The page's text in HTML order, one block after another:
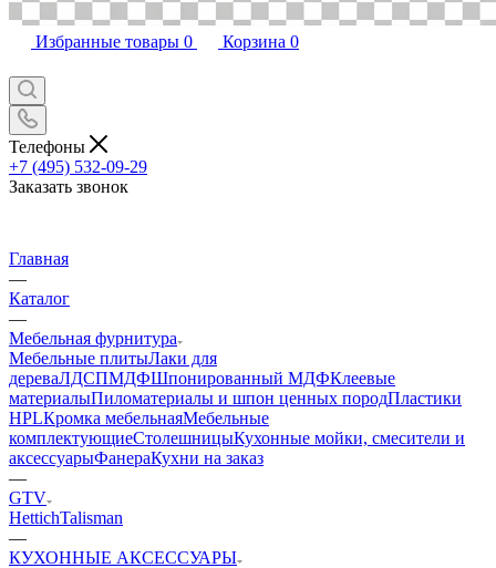
Избранные товары 0 Корзина 0
Телефоны
+7 (495) 532-09-29
Заказать звонок
Главная
—
Каталог
—
Мебельная фурнитура
Мебельные плитыЛаки для
дереваЛДСПМДФШпонированный МДФКлеевые
материалыПиломатериалы и шпон ценных породПластики
HPLКромка мебельнаяМебельные
комплектующиеСтолешницыКухонные мойки, смесители и
аксессуарыФанераКухни на заказ
—
GTV
HettichTalisman
—
КУХОННЫЕ АКСЕССУАРЫ